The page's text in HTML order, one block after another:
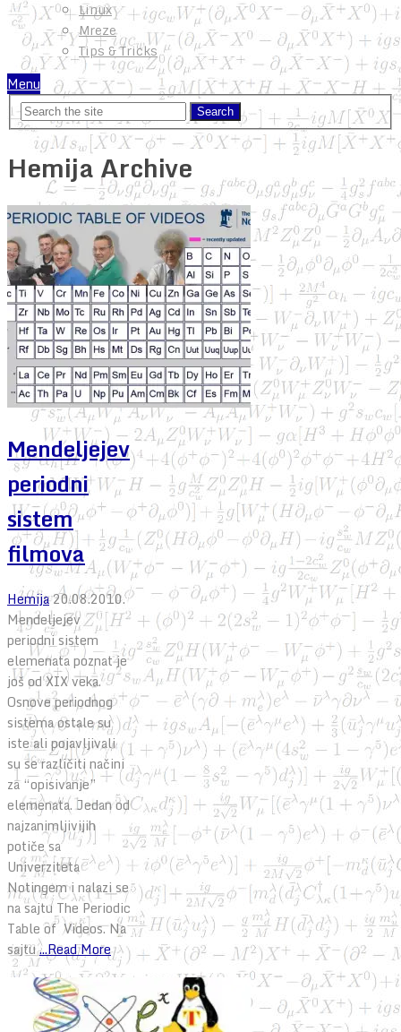
Linux
Mreze
Tips & Tricks
Menu
Hemija Archive
Mendeljejev
periodni
sistem
filmova
Hemija 20.08.2010.
Mendeljejev
periodni sistem
elemenata poznat je
još od XIX veka.
Osnove periodnog
sistema ostale su
iste ali pojavljivali
su se različiti načini
za “opisivanje”
elemenata. Jedan od
najzanimljivijih
potiče sa
Univerziteta
Notingem i nalazi se
na sajtu The Periodic
Table of Videos. Na
sajtu...Read More